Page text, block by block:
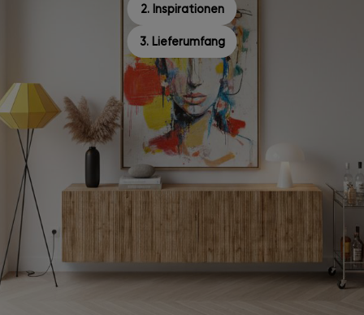
2. Inspirationen
3. Lieferumfang